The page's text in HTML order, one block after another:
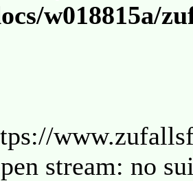
w018815a/
stream: no